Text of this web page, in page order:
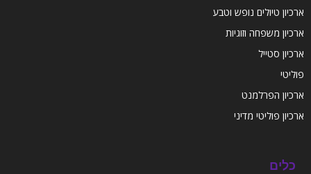
ארכיון טיולים נופש וטבע
ארכיון משפחה וזוגיות
ארכיון סטייל
פוליטי
ארכיון הפרלמנט
ארכיון פוליטי מדיני
כלים